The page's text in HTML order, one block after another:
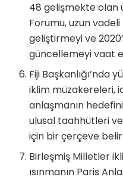
48 gelişmekte olan
Forumu, uzun
geliştirmeyi ve
güncellemeyi vaat
Fiji Başkanlığı’nda
iklim müzakereleri,
anlaşmanın
ulusal taahhütleri ve
için bir çerçeve
Birleşmiş Milletler
ısınmanın Paris